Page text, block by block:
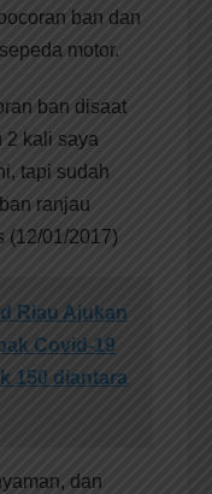
ban dan
motor.
ban disaat
2 kali saya
tapi sudah
ranjau
(12/01/2017)
Riau Ajukan
Covid-19
150 diantara
dan